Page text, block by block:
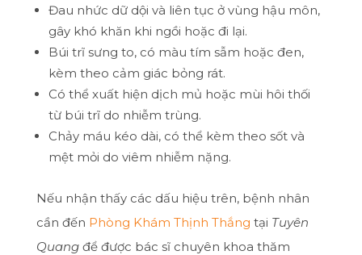
Đau nhức dữ dội và liên tục ở vùng hậu môn,
gây khó khăn khi ngồi hoặc đi lại.
Búi trĩ sưng to, có màu tím sẫm hoặc đen,
kèm theo cảm giác bỏng rát.
Có thể xuất hiện dịch mủ hoặc mùi hôi thối
từ búi trĩ do nhiễm trùng.
Chảy máu kéo dài, có thể kèm theo sốt và
mệt mỏi do viêm nhiễm nặng.
Nếu nhận thấy các dấu hiệu trên, bệnh nhân
cần đến Phòng Khám Thịnh Thắng tại Tuyên
Quangđể được bác sĩ chuyên khoa thăm